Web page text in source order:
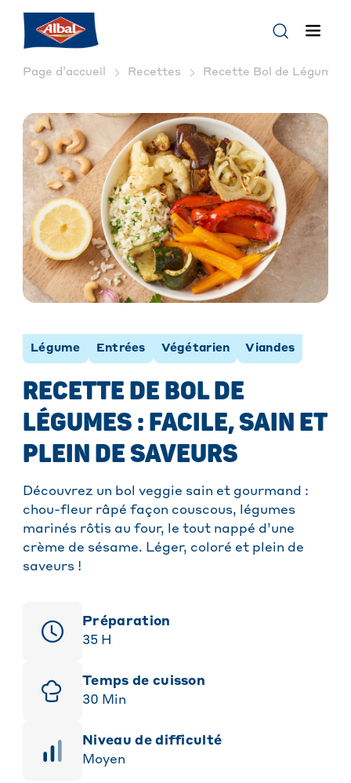
Page d’accueil Recettes Recette Bol de Légumes
Légume Entrées Végétarien Viandes
RECETTE DE BOL DE
LÉGUMES : FACILE, SAIN ET
PLEIN DE SAVEURS
Découvrez un bol veggie sain et gourmand :
chou-fleur râpé façon couscous, légumes
marinés rôtis au four, le tout nappé d’une
crème de sésame. Léger, coloré et plein de
saveurs !
Préparation
35 H
Temps de cuisson
30 Min
niveau de difficulté
Moyen